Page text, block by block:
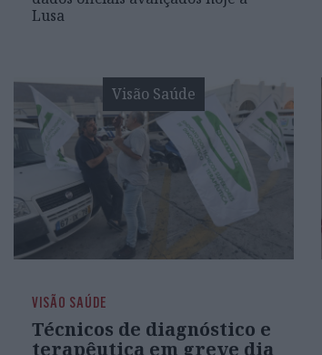
Lusa
Visão Saúde
VISÃO SAÚDE
Técnicos de diagnóstico e
terapêutica em greve dia